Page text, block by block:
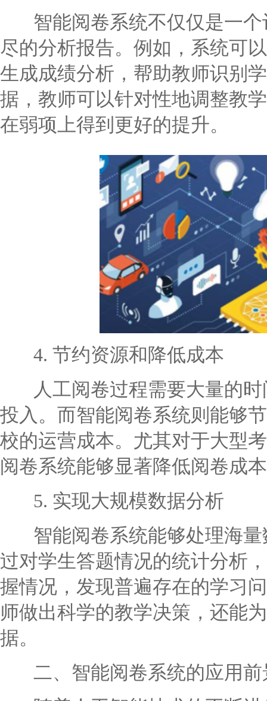
智能阅卷系统不仅仅是一个
尽的分析报告。例如，系统可
生成成绩分析，帮助教师识别
据，教师可以针对性地调整教
在弱项上得到更好的提升。
4. 节约资源和降低成本
人工阅卷过程需要大量的时
投入。而智能阅卷系统则能够
校的运营成本。尤其对于大型
阅卷系统能够显著降低阅卷成
5. 实现大规模数据分析
智能阅卷系统能够处理海量
过对学生答题情况的统计分析
握情况，发现普遍存在的学习
师做出科学的教学决策，还能
据。
二、智能阅卷系统的应用前